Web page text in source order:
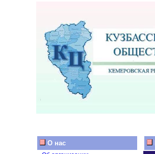
О нас